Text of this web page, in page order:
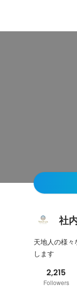
社
天地人の様
します
2,215
Followers